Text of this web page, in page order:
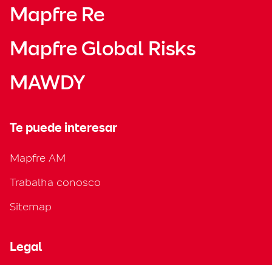
Mapfre Re
Mapfre Global Risks
MAWDY
Te puede interesar
Mapfre AM
Trabalha conosco
Sitemap
Legal